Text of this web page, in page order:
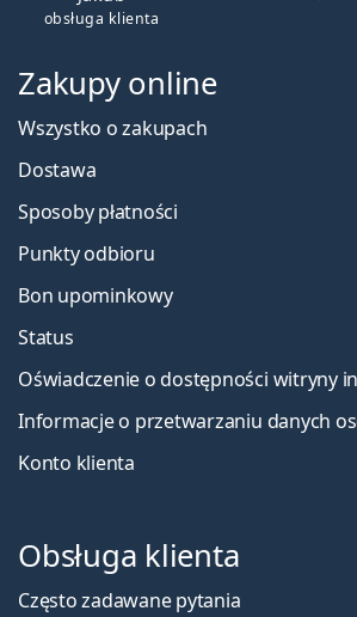
obsługa klienta
Zakupy online
Wszystko o zakupach
Dostawa
Sposoby płatności
Punkty odbioru
Bon upominkowy
Status
Oświadczenie o dostępności witryny
Informacje o przetwarzaniu danych
Konto klienta
Obsługa klienta
Często zadawane pytania